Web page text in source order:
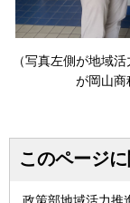
（写真左側が地域
が岡山
このページ
政策部地域活力推